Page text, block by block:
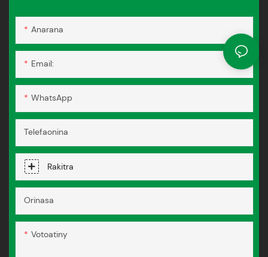
Anarana
Email:
WhatsApp
Telefaonina
Rakitra
Orinasa
Votoatiny